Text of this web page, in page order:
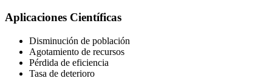
Aplicaciones Científicas
Disminución de población
Agotamiento de recursos
Pérdida de eficiencia
Tasa de deterioro